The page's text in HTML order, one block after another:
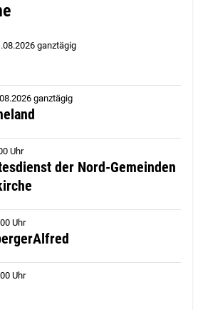
ganztägig
ganztägig
Uhr
der Nord-Gemeinden
Uhr
Uhr